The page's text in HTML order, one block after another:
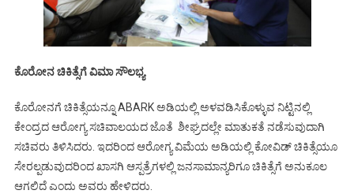
ಕೊರೋನಚಿಕಿತ್ಸೆಗೆವಿಮಾಸೌಲಭ್ಯ
ಕೊರೋನಗೆ ಚಿಕಿತ್ಸೆಯನ್ನೂ ABARK ಅಡಿಯಲ್ಲಿ ಅಳವಡಿಸಿಕೊಳ್ಳುವ ನಿಟ್ಟಿನಲ್ಲಿ
ಕೇಂದ್ರದ ಆರೋಗ್ಯ ಸಚಿವಾಲಯದ ಜೊತೆ ಶೀಘ್ರದಲ್ಲೇ ಮಾತುಕತೆ ನಡೆಸುವುದಾಗಿ
ಸಚಿವರು ತಿಳಿಸಿದರು. ಇದರಿಂದ ಆರೋಗ್ಯ ವಿಮೆಯ ಅಡಿಯಲ್ಲಿ ಕೋವಿಡ್ ಚಿಕಿತ್ಸೆಯೂ
ಸೇರಲ್ಪಡುವುದರಿಂದ ಖಾಸಗಿ ಆಸ್ಪತ್ರೆಗಳಲ್ಲಿ ಜನಸಾಮಾನ್ಯರಿಗೂ ಚಿಕಿತ್ಸೆಗೆ ಅನುಕೂಲ
ಆಗಲಿದೆ ಎಂದು ಅವರು ಹೇಳಿದರು.